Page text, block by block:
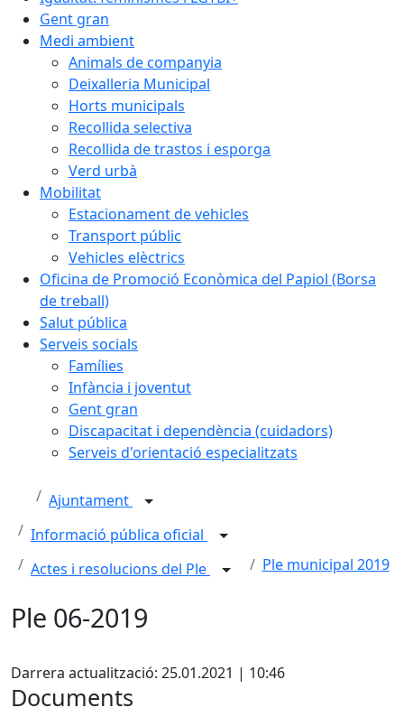
Gent gran
Medi ambient
Animals de companyia
Deixalleria Municipal
Horts municipals
Recollida selectiva
Recollida de trastos i esporga
Verd urbà
Mobilitat
Estacionament de vehicles
Transport públic
Vehicles elèctrics
Oficina de Promoció Econòmica del Papiol (Borsa
de treball)
Salut pública
Serveis socials
Famílies
Infància i joventut
Gent gran
Discapacitat i dependència (cuidadors)
Serveis d'orientació especialitzats
Ajuntament
Informació pública oficial
Actes i resolucions del Ple
Ple municipal 2019
Ple 06-2019
Darrera actualització: 25.01.2021 | 10:46
Documents